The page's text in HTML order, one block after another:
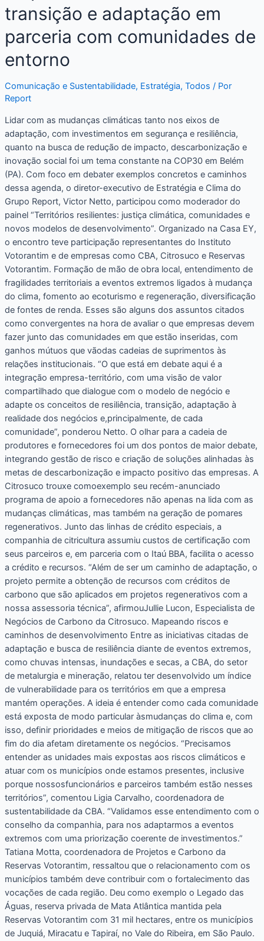
transição e adaptação em
parceria com comunidades de
entorno
Comunicação e Sustentabilidade, Estratégia, Todos / Por
Report
Lidar com as mudanças climáticas tanto nos eixos de
adaptação, com investimentos em segurança e resiliência,
quanto na busca de redução de impacto, descarbonização e
inovação social foi um tema constante na COP30 em Belém
(PA). Com foco em debater exemplos concretos e caminhos
dessa agenda, o diretor-executivo de Estratégia e Clima do
Grupo Report, Victor Netto, participou como moderador do
painel “Territórios resilientes: justiça climática, comunidades e
novos modelos de desenvolvimento”. Organizado na Casa EY,
o encontro teve participação representantes do Instituto
Votorantim e de empresas como CBA, Citrosuco e Reservas
Votorantim. Formação de mão de obra local, entendimento de
fragilidades territoriais a eventos extremos ligados à mudança
do clima, fomento ao ecoturismo e regeneração, diversificação
de fontes de renda. Esses são alguns dos assuntos citados
como convergentes na hora de avaliar o que empresas devem
fazer junto das comunidades em que estão inseridas, com
ganhos mútuos que vãodas cadeias de suprimentos às
relações institucionais. “O que está em debate aqui é a
integração empresa-território, com uma visão de valor
compartilhado que dialogue com o modelo de negócio e
adapte os conceitos de resiliência, transição, adaptação à
realidade dos negócios e,principalmente, de cada
comunidade”, ponderou Netto. O olhar para a cadeia de
produtores e fornecedores foi um dos pontos de maior debate,
integrando gestão de risco e criação de soluções alinhadas às
metas de descarbonização e impacto positivo das empresas. A
Citrosuco trouxe comoexemplo seu recém-anunciado
programa de apoio a fornecedores não apenas na lida com as
mudanças climáticas, mas também na geração de pomares
regenerativos. Junto das linhas de crédito especiais, a
companhia de citricultura assumiu custos de certificação com
seus parceiros e, em parceria com o Itaú BBA, facilita o acesso
a crédito e recursos. “Além de ser um caminho de adaptação, o
projeto permite a obtenção de recursos com créditos de
carbono que são aplicados em projetos regenerativos com a
nossa assessoria técnica”, afirmouJullie Lucon, Especialista de
Negócios de Carbono da Citrosuco. Mapeando riscos e
caminhos de desenvolvimento Entre as iniciativas citadas de
adaptação e busca de resiliência diante de eventos extremos,
como chuvas intensas, inundações e secas, a CBA, do setor
de metalurgia e mineração, relatou ter desenvolvido um índice
de vulnerabilidade para os territórios em que a empresa
mantém operações. A ideia é entender como cada comunidade
está exposta de modo particular àsmudanças do clima e, com
isso, definir prioridades e meios de mitigação de riscos que ao
fim do dia afetam diretamente os negócios. “Precisamos
entender as unidades mais expostas aos riscos climáticos e
atuar com os municípios onde estamos presentes, inclusive
porque nossosfuncionários e parceiros também estão nesses
territórios”, comentou Ligia Carvalho, coordenadora de
sustentabilidade da CBA. “Validamos esse entendimento com o
conselho da companhia, para nos adaptarmos a eventos
extremos com uma priorização coerente de investimentos.”
Tatiana Motta, coordenadora de Projetos e Carbono da
Reservas Votorantim, ressaltou que o relacionamento com os
municípios também deve contribuir com o fortalecimento das
vocações de cada região. Deu como exemplo o Legado das
Águas, reserva privada de Mata Atlântica mantida pela
Reservas Votorantim com 31 mil hectares, entre os municípios
de Juquiá, Miracatu e Tapiraí, no Vale do Ribeira, em São Paulo.